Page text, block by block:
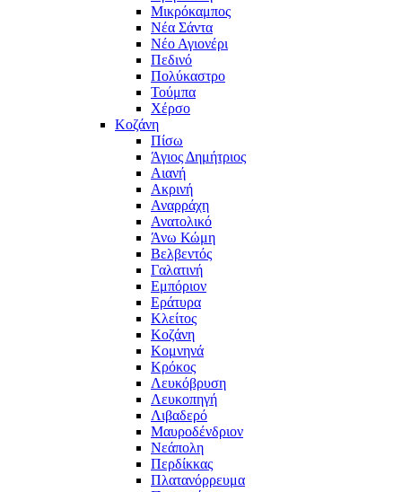
Μικρόκαμπος
Νέα Σάντα
Νέο Αγιονέρι
Πεδινό
Πολύκαστρο
Τούμπα
Χέρσο
Κοζάνη
Πίσω
Άγιος Δημήτριος
Αιανή
Ακρινή
Αναρράχη
Ανατολικό
Άνω Κώμη
Βελβεντός
Γαλατινή
Εμπόριον
Εράτυρα
Κλείτος
Κοζάνη
Κομνηνά
Κρόκος
Λευκόβρυση
Λευκοπηγή
Λιβαδερό
Μαυροδένδριον
Νεάπολη
Περδίκκας
Πλατανόρρευμα